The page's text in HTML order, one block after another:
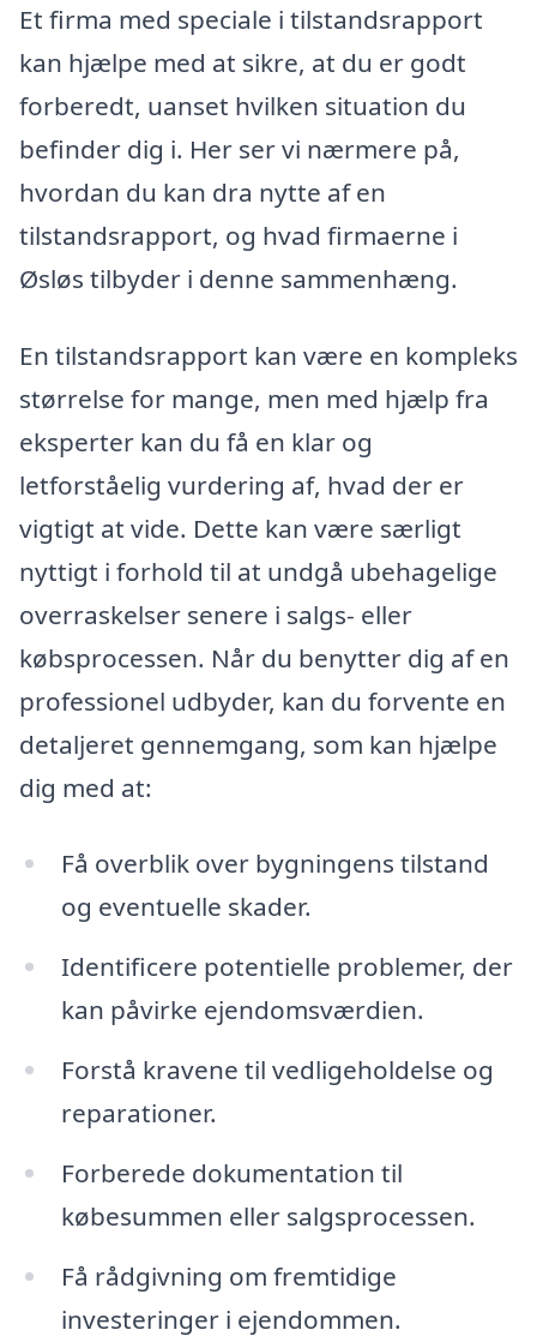
Et firma med speciale i tilstandsrapport
kan hjælpe med at sikre, at du er godt
forberedt, uanset hvilken situation du
befinder dig i. Her ser vi nærmere på,
hvordan du kan dra nytte af en
tilstandsrapport, og hvad firmaerne i
Øsløs tilbyder i denne sammenhæng.
En tilstandsrapport kan være en kompleks
størrelse for mange, men med hjælp fra
eksperter kan du få en klar og
letforståelig vurdering af, hvad der er
vigtigt at vide. Dette kan være særligt
nyttigt i forhold til at undgå ubehagelige
overraskelser senere i salgs- eller
købsprocessen. Når du benytter dig af en
professionel udbyder, kan du forvente en
detaljeret gennemgang, som kan hjælpe
dig med at:
Få overblik over bygningens tilstand
og eventuelle skader.
Identificere potentielle problemer, der
kan påvirke ejendomsværdien.
Forstå kravene til vedligeholdelse og
reparationer.
Forberede dokumentation til
købesummen eller salgsprocessen.
Få rådgivning om fremtidige
investeringer i ejendommen.